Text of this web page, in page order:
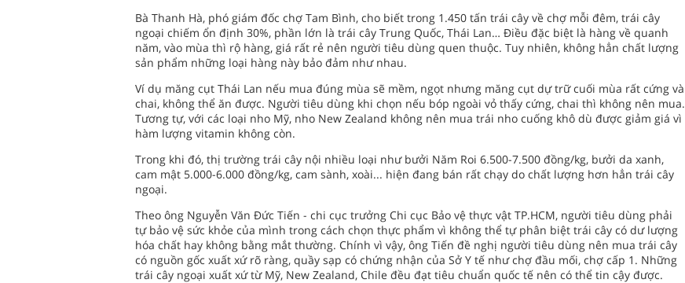
Bà Thanh Hà, phó giám đốc chợ Tam Bình, cho biết trong 1.450 tấn trái cây về chợ mỗi đêm, trái cây
ngoại chiếm ổn định 30%, phần lớn là trái cây Trung Quốc, Thái Lan… Điều đặc biệt là hàng về quanh
năm, vào mùa thì rộ hàng, giá rất rẻ nên người tiêu dùng quen thuộc. Tuy nhiên, không hẳn chất lượng
sản phẩm những loại hàng này bảo đảm như nhau.
Ví dụ măng cụt Thái Lan nếu mua đúng mùa sẽ mềm, ngọt nhưng măng cụt dự trữ cuối mùa rất cứng và
chai, không thể ăn được. Người tiêu dùng khi chọn nếu bóp ngoài vỏ thấy cứng, chai thì không nên mua.
Tương tự, với các loại nho Mỹ, nho New Zealand không nên mua trái nho cuống khô dù được giảm giá vì
hàm lượng vitamin không còn.
Trong khi đó, thị trường trái cây nội nhiều loại như bưởi Năm Roi 6.500-7.500 đồng/kg, bưởi da xanh,
cam mật 5.000-6.000 đồng/kg, cam sành, xoài... hiện đang bán rất chạy do chất lượng hơn hẳn trái cây
ngoại.
Theo ông Nguyễn Văn Đức Tiến - chi cục trưởng Chi cục Bảo vệ thực vật TP.HCM, người tiêu dùng phải
tự bảo vệ sức khỏe của mình trong cách chọn thực phẩm vì không thể tự phân biệt trái cây có dư lượng
hóa chất hay không bằng mắt thường. Chính vì vậy, ông Tiến đề nghị người tiêu dùng nên mua trái cây
có nguồn gốc xuất xứ rõ ràng, quầy sạp có chứng nhận của Sở Y tế như chợ đầu mối, chợ cấp 1. Những
trái cây ngoại xuất xứ từ Mỹ, New Zealand, Chile đều đạt tiêu chuẩn quốc tế nên có thể tin cậy được.